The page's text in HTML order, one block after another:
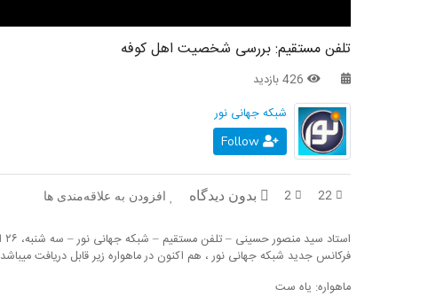
تلفن مستقیم: بررسی شخصیت اهل کوفه
426 بازدید
شبکه جهانی نور
22
2 بدون دیدگاه افزودن به علاقه‌مندی ها
استاد سید منصور حسینی – تلفن مستقیم – شبکه جهانی نور – سه شنبه، ۲۶ امرداد ۱۴۰۰
فرکانس جدید شبکه جهانی نور ، هم اکنون در ماهواره زیر قابل دریافت میباشد
ماهواره: یاه ست